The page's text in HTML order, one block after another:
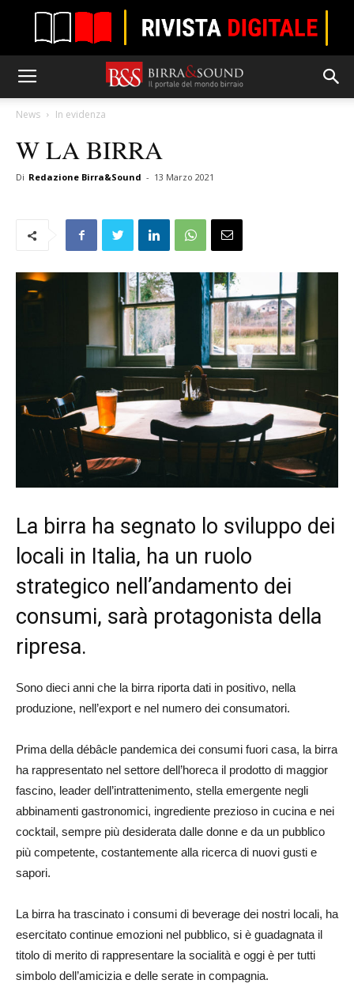
News In evidenza
W LA BIRRA
Di Redazione Birra&Sound - 13 Marzo 2021
La birra ha segnato lo sviluppo dei
locali in Italia, ha un ruolo
strategico nell’andamento dei
consumi, sarà protagonista della
ripresa.
Sono dieci anni che la birra riporta dati in positivo, nella
produzione, nell’export e nel numero dei consumatori.
Prima della débâcle pandemica dei consumi fuori casa, la birra
ha rappresentato nel settore dell’horeca il prodotto di maggior
fascino, leader dell’intrattenimento, stella emergente negli
abbinamenti gastronomici, ingrediente prezioso in cucina e nei
cocktail, sempre più desiderata dalle donne e da un pubblico
più competente, costantemente alla ricerca di nuovi gusti e
sapori.
La birra ha trascinato i consumi di beverage dei nostri locali, ha
esercitato continue emozioni nel pubblico, si è guadagnata il
titolo di merito di rappresentare la socialità e oggi è per tutti
simbolo dell’amicizia e delle serate in compagnia.